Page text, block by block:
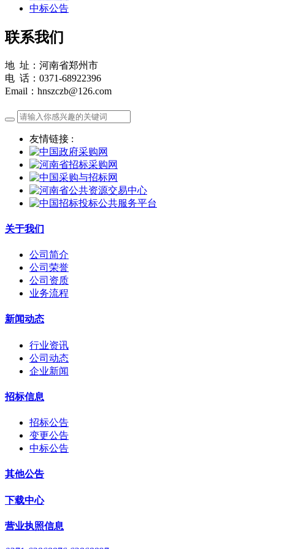
中标公告
联系我们
地 址：河南省郑州市
电 话：0371-68922396
Email：hnszczb@126.com
友情链接 :
关于我们
公司简介
公司荣誉
公司资质
业务流程
新闻动态
行业资讯
公司动态
企业新闻
招标信息
招标公告
变更公告
中标公告
其他公告
下载中心
营业执照信息